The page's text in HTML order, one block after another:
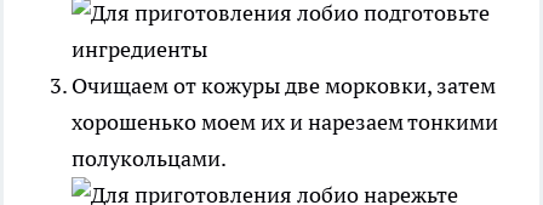
Очищаем от кожуры две морковки, затем
хорошенько моем их и нарезаем тонкими
полукольцами.